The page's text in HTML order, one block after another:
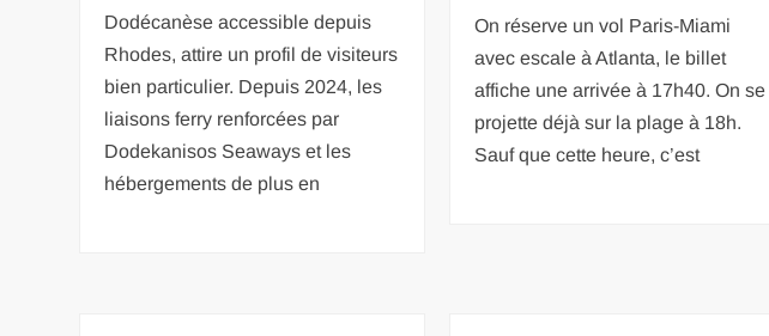
Dodécanèse accessible depuis
Rhodes, attire un profil de visiteurs
bien particulier. Depuis 2024, les
liaisons ferry renforcées par
Dodekanisos Seaways et les
hébergements de plus en
On réserve un vol Paris-Miami
avec escale à Atlanta, le billet
affiche une arrivée à 17h40. On se
projette déjà sur la plage à 18h.
Sauf que cette heure, c’est